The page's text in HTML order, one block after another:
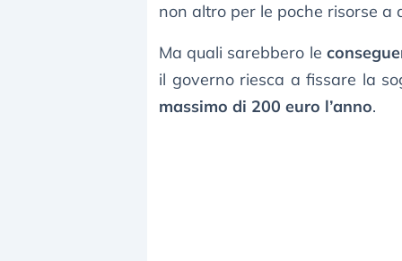
non altro per le poche risorse a
Ma quali sarebbero le
il governo riesca a fissare la
massimo di 200 euro l’anno.